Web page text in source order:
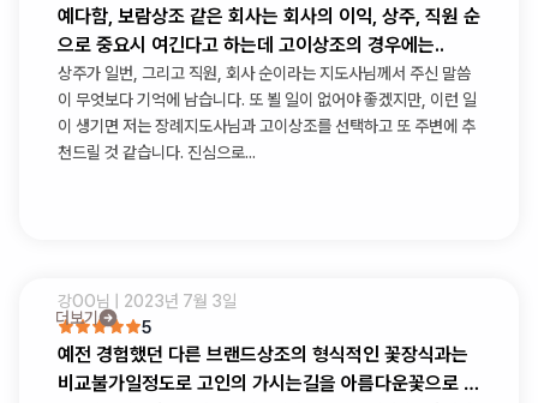
예다함, 보람상조 같은 회사는 회사의 이익, 상주, 직원 순
으로 중요시 여긴다고 하는데 고이상조의 경우에는..
상주가 일번, 그리고 직원, 회사 순이라는 지도사님께서 주신 말씀
이 무엇보다 기억에 남습니다. 또 뵐 일이 없어야 좋겠지만, 이런 일
이 생기면 저는 장례지도사님과 고이상조를 선택하고 또 주변에 추
천드릴 것 같습니다. 진심으로...
더보기
강OO님 | 2023년 7월 3일
5
예전 경험했던 다른 브랜드상조의 형식적인 꽃장식과는
비교불가일정도로 고인의 가시는길을 아름다운꽃으로 가